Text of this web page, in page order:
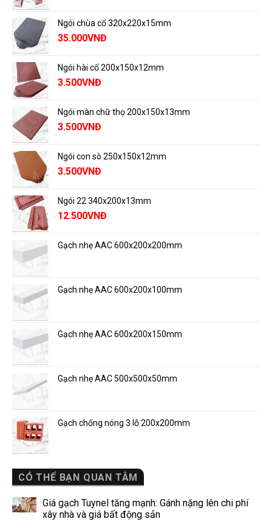
Ngói chùa cổ 320x220x15mm
35.000VNĐ
Ngói hài cổ 200x150x12mm
3.500VNĐ
Ngói màn chữ thọ 200x150x13mm
3.500VNĐ
Ngói con sò 250x150x12mm
3.500VNĐ
Ngói 22 340x200x13mm
12.500VNĐ
Gạch nhẹ AAC 600x200x200mm
Gạch nhẹ AAC 600x200x100mm
Gạch nhẹ AAC 600x200x150mm
Gạch nhẹ AAC 500x500x50mm
Gạch chống nóng 3 lỗ 200x200mm
CÓ THỂ BẠN QUAN TÂM
Giá gạch Tuynel tăng mạnh: Gánh nặng lên chi phí
xây nhà và giá bất động sản